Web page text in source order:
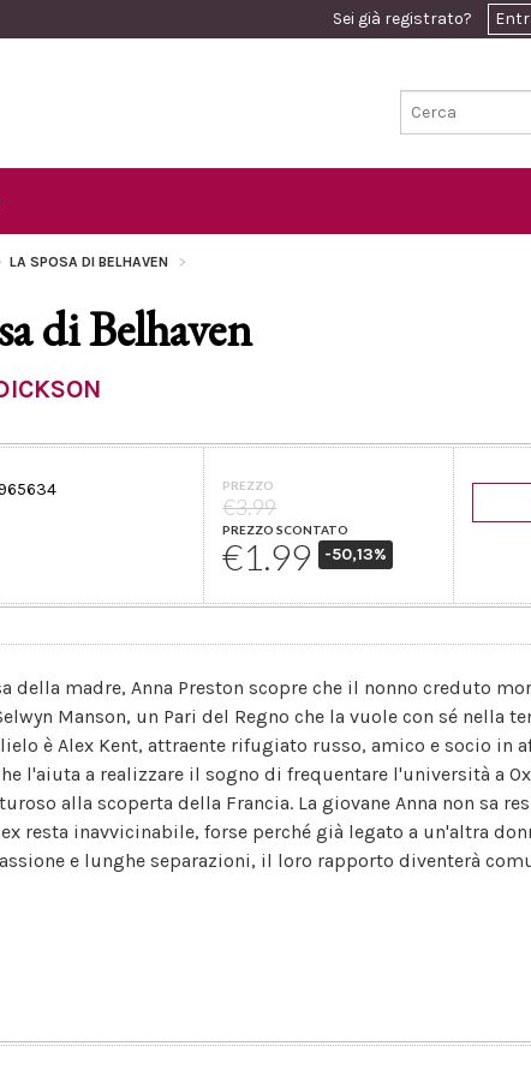
Sei già registrato?
LA SPOSA DI BELHAVEN
di Belhaven
PREZZO
€3.99
PREZZO SCONTATO
€1.99 -50,13%
della madre, Anna Preston scopre che il nonno creduto
Manson, un Pari del Regno che la vuole con sé nella
è Alex Kent, attraente rifugiato russo, amico e socio in
l'aiuta a realizzare il sogno di frequentare l'università a
alla scoperta della Francia. La giovane Anna non sa
resta inavvicinabile, forse perché già legato a un'altra
e lunghe separazioni, il loro rapporto diventerà